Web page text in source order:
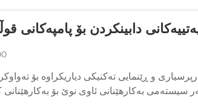
دابینکردن بۆ پامپەکانی
و ڕێنمایی تەکنیکی دیاریکراوە بۆ
سیستەمی بەکارهێنانی ئاوی نوێ بۆ بەکارهێنانی